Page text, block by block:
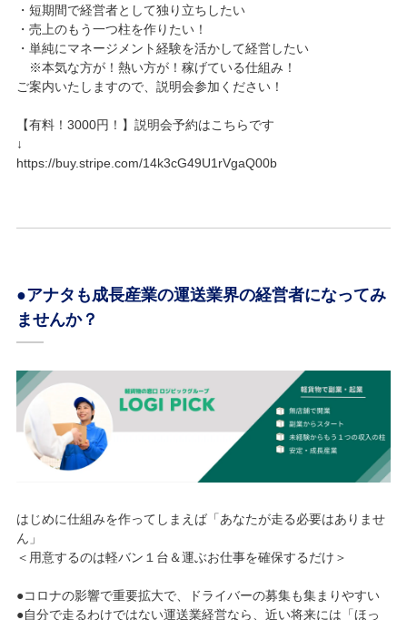
・短期間で経営者として独り立ちしたい
・売上のもう一つ柱を作りたい！
・単純にマネージメント経験を活かして経営したい
※本気な方が！熱い方が！稼げている仕組み！
ご案内いたしますので、説明会参加ください！
【有料！3000円！】説明会予約はこちらです
↓
https://buy.stripe.com/14k3cG49U1rVgaQ00b
●アナタも成長産業の運送業界の経営者になってみ
ませんか？
はじめに仕組みを作ってしまえば「あなたが走る必要はありませ
ん」
＜用意するのは軽バン１台＆運ぶお仕事を確保するだけ＞
●コロナの影響で重要拡大で、ドライバーの募集も集まりやすい
●自分で走るわけではない運送業経営なら、近い将来には「ほっ